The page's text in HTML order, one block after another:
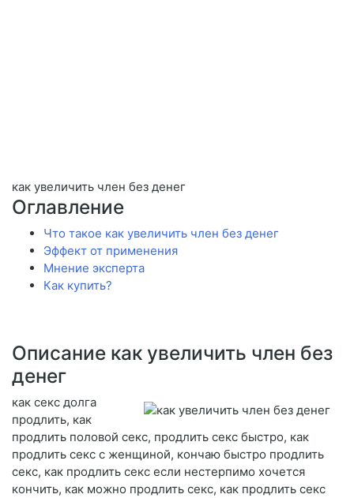
как увеличить член без денег
Оглавление
Что такое как увеличить член без денег
Эффект от применения
Мнение эксперта
Как купить?
Описание как увеличить член без
денег
как секс долга
продлить, как
продлить половой секс, продлить секс быстро, как
продлить секс с женщиной, кончаю быстро продлить
секс, как продлить секс если нестерпимо хочется
кончить, как можно продлить секс, как продлить секс